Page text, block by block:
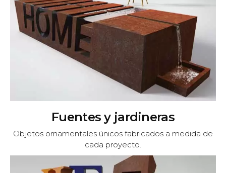
Fuentes y jardineras
Objetos ornamentales únicos fabricados a medida de
cada proyecto.